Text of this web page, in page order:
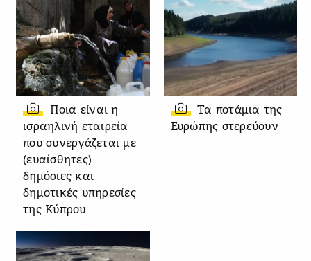
Ποια είναι η
ισραηλινή εταιρεία
που συνεργάζεται με
(ευαίσθητες)
δημόσιες και
δημοτικές υπηρεσίες
της Κύπρου
Τα ποτάμια της
Ευρώπης στερεύουν